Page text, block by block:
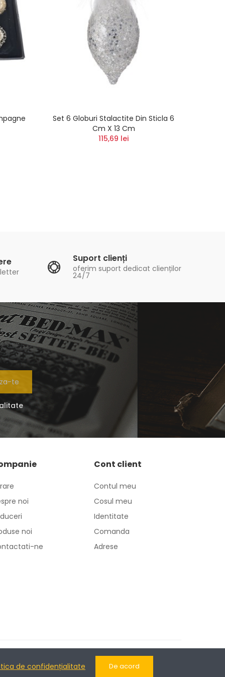
Set 6 Globuri Stalactite Din Sticla 6
Cm X 13 Cm
115,69 lei
Suport clienți
oferim suport dedicat clienților
24/7
te
noi
noi
ne
Cont client
Contul meu
Cosul meu
Identitate
Comanda
Adrese
de confidențialitate De acord